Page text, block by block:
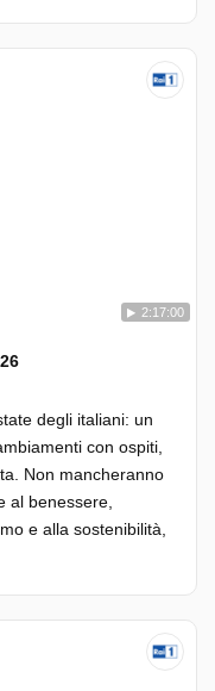
2:17:00
degli italiani: un
con ospiti,
Non mancheranno
al benessere,
e alla sostenibilità,